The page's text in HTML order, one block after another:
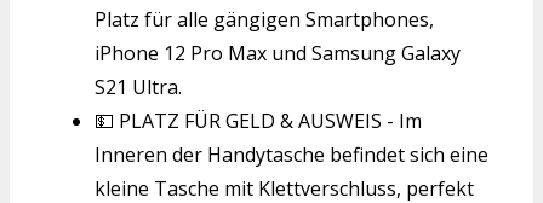
Platz für alle gängigen Smartphones,
iPhone 12 Pro Max und Samsung Galaxy
S21 Ultra.
💵 PLATZ FÜR GELD & AUSWEIS - Im
Inneren der Handytasche befindet sich eine
kleine Tasche mit Klettverschluss, perfekt